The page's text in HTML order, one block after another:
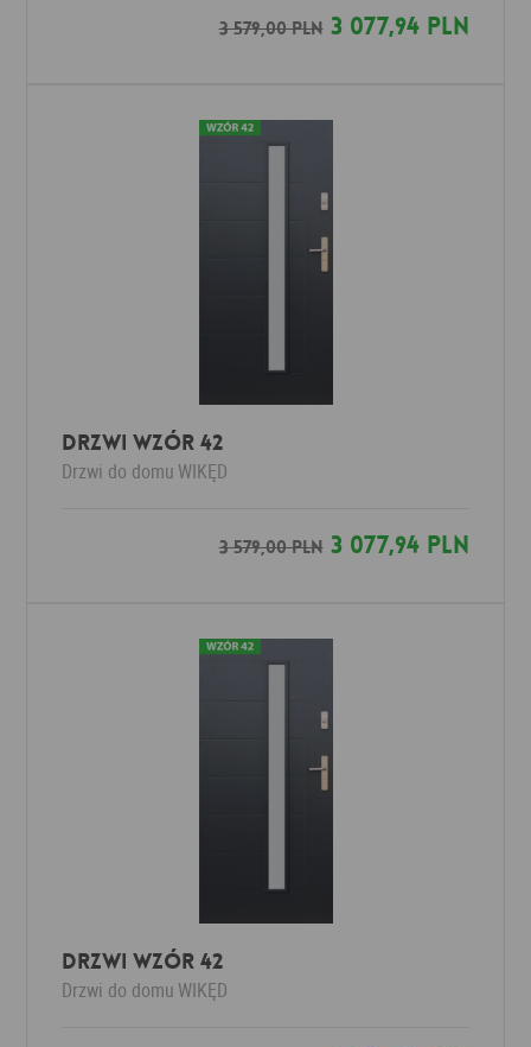
3 579,00 PLN3 077,94 PLN
DRZWI WZÓR 42
Drzwi do domu WIKĘD
3 579,00 PLN3 077,94 PLN
DRZWI WZÓR 42
Drzwi do domu WIKĘD